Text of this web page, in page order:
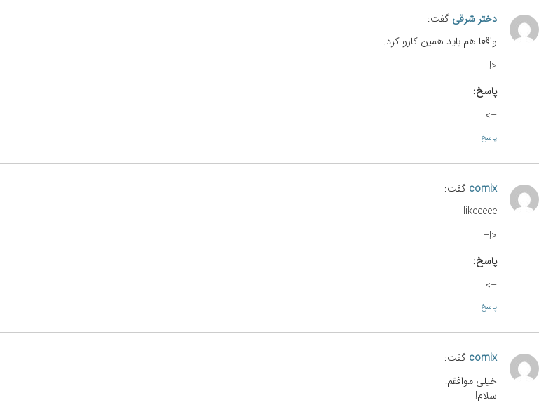
دختر شرقی گفت:
واقعا هم باید همین کارو کرد.
<!–
پاسخ:
–>
پاسخ
comix گفت:
likeeeee
<!–
پاسخ:
–>
پاسخ
comix گفت:
خیلی موافقم!
سلام!